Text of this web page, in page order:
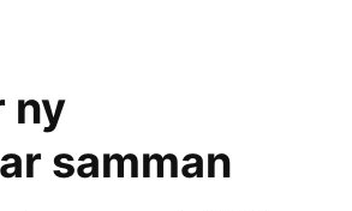
ny
samman